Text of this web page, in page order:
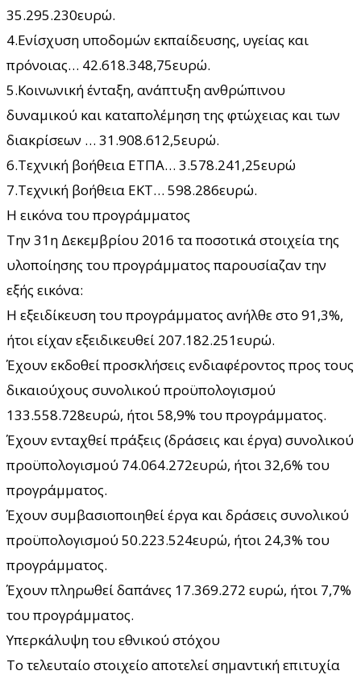
35.295.230ευρώ.
4.Ενίσχυση υποδομών εκπαίδευσης, υγείας και
πρόνοιας… 42.618.348,75ευρώ.
5.Κοινωνική ένταξη, ανάπτυξη ανθρώπινου
δυναμικού και καταπολέμηση της φτώχειας και των
διακρίσεων … 31.908.612,5ευρώ.
6.Τεχνική βοήθεια ΕΤΠΑ… 3.578.241,25ευρώ
7.Τεχνική βοήθεια ΕΚΤ… 598.286ευρώ.
Η εικόνα του προγράμματος
Την 31η Δεκεμβρίου 2016 τα ποσοτικά στοιχεία της
υλοποίησης του προγράμματος παρουσίαζαν την
εξής εικόνα:
Η εξειδίκευση του προγράμματος ανήλθε στο 91,3%,
ήτοι είχαν εξειδικευθεί 207.182.251ευρώ.
Έχουν εκδοθεί προσκλήσεις ενδιαφέροντος προς τους
δικαιούχους συνολικού προϋπολογισμού
133.558.728ευρώ, ήτοι 58,9% του προγράμματος.
Έχουν ενταχθεί πράξεις (δράσεις και έργα) συνολικού
προϋπολογισμού 74.064.272ευρώ, ήτοι 32,6% του
προγράμματος.
Έχουν συμβασιοποιηθεί έργα και δράσεις συνολικού
προϋπολογισμού 50.223.524ευρώ, ήτοι 24,3% του
προγράμματος.
Έχουν πληρωθεί δαπάνες 17.369.272 ευρώ, ήτοι 7,7%
του προγράμματος.
Υπερκάλυψη του εθνικού στόχου
Το τελευταίο στοιχείο αποτελεί σημαντική επιτυχία